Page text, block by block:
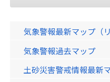
気象警報最新マップ（
気象警報過去マップ
土砂災害警戒情報最新